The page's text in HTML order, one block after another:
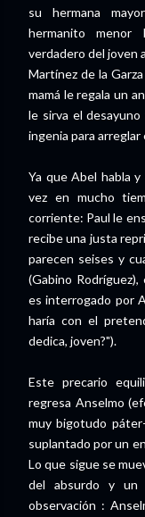
su hermana
hermanito menor
verdadero del joven
Martínez de la
mamá le regala un
le sirva el
ingenia para
Ya que Abel habla
vez en mucho
corriente: Paul le
recibe una justa
parecen seises y
(Gabino
es interrogado por
haría con el
dedica, joven?").
Este precario
regresa Anselmo
muy bigotudo
suplantado por un
Lo que sigue se
del absurdo y un
observación :